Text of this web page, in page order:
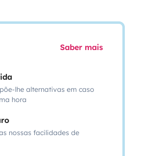
Saber mais
lhe alternativas em caso
hora
nossas facilidades de